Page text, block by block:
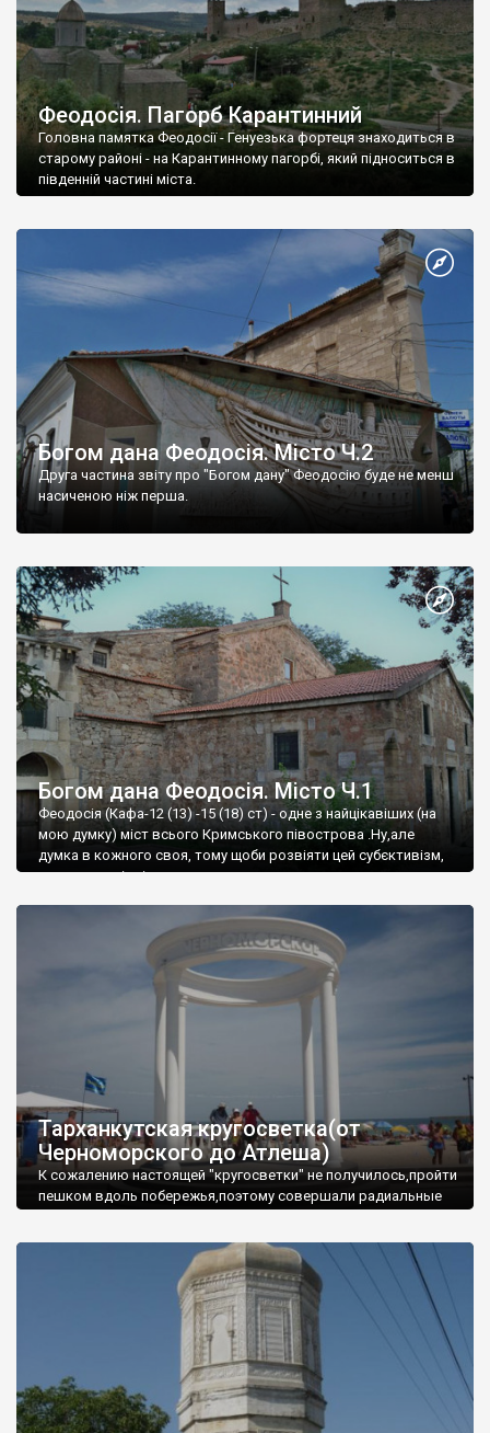
Феодосія. Пагорб Карантинний
Головна памятка Феодосії - Генуезька фортеця знаходиться в
старому районі - на Карантинному пагорбі, який підноситься в
південній частині міста.
Богом дана Феодосія. Місто Ч.2
Друга частина звіту про "Богом дану" Феодосію буде не менш
насиченою ніж перша.
Богом дана Феодосія. Місто Ч.1
Феодосія (Кафа-12 (13) -15 (18) ст) - одне з найцікавіших (на
мою думку) міст всього Кримського півострова .Ну,але
думка в кожного своя, тому щоби розвіяти цей субєктивізм,
запрошую відвідати це
Тарханкутская кругосветка(от
Черноморского до Атлеша)
К сожалению настоящей "кругосветки" не получилось,пройти
пешком вдоль побережья,поэтому совершали радиальные